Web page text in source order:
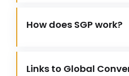
How does SGP work?
Links to Global